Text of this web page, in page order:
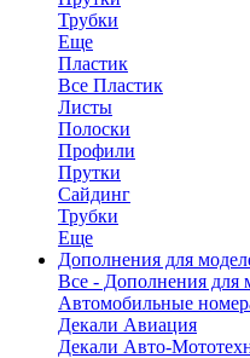
Трубки
Еще
Пластик
Все Пластик
Листы
Полоски
Профили
Прутки
Сайдинг
Трубки
Еще
Дополнения для
Все - Дополнения для
Автомобильные
Декали Авиация
Декали Авто-